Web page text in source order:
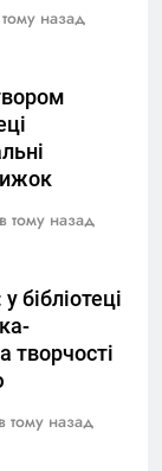
назад
тому назад
бібліотеці
творчості
тому назад